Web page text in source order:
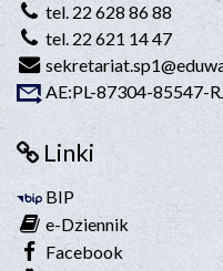
tel. 22 628 86 88
tel. 22 621 14 47
AE:PL-87304-85547-
Linki
BIP
e-Dziennik
Facebook